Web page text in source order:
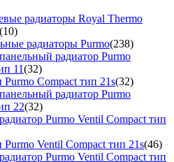
радиаторы Royal Thermo
(10)
радиаторы Purmo(238)
радиатор Purmo
11(32)
Purmo Compact тип 21s(32)
радиатор Purmo
22(32)
Purmo Ventil Compact тип
Purmo Ventil Compact тип 21s(46)
Purmo Ventil Compact тип